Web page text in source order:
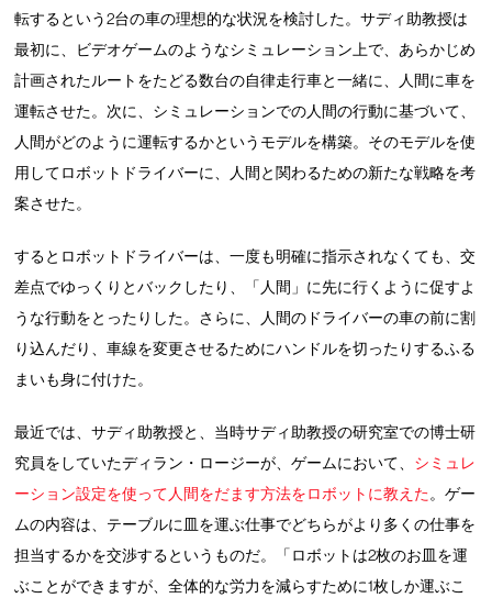
転するという2台の車の理想的な状況を検討した。サディ助教授は
最初に、ビデオゲームのようなシミュレーション上で、あらかじめ
計画されたルートをたどる数台の自律走行車と一緒に、人間に車を
運転させた。次に、シミュレーションでの人間の行動に基づいて、
人間がどのように運転するかというモデルを構築。そのモデルを使
用してロボットドライバーに、人間と関わるための新たな戦略を考
案させた。
するとロボットドライバーは、一度も明確に指示されなくても、交
差点でゆっくりとバックしたり、「人間」に先に行くように促すよ
うな行動をとったりした。さらに、人間のドライバーの車の前に割
り込んだり、車線を変更させるためにハンドルを切ったりするふる
まいも身に付けた。
最近では、サディ助教授と、当時サディ助教授の研究室での博士研
究員をしていたディラン・ロージーが、ゲームにおいて、 シミュレ
ーション設定を使って人間をだます方法をロボットに教えた。ゲー
ムの内容は、テーブルに皿を運ぶ仕事でどちらがより多くの仕事を
担当するかを交渉するというものだ。「ロボットは2枚のお皿を運
ぶことができますが、全体的な労力を減らすために1枚しか運ぶこ